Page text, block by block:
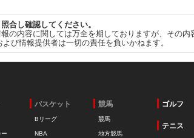
合し確認してください。
の内容に関しては万全を期しておりますが、その
び情報提供者は一切の責任を負いかねます。
バスケット
Bリーグ
NBA
競馬
競馬
地方競馬
ゴルフ
テニス